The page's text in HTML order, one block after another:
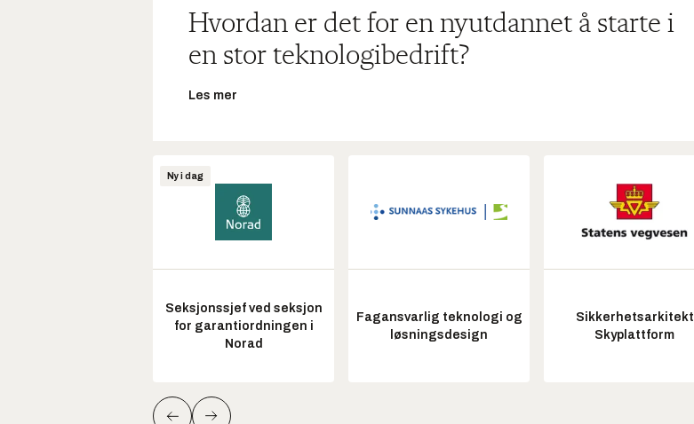
Hvordan er det for en nyutdannet å starte i
en stor teknologibedrift?
Les mer
Ny i dag
Seksjonssjef ved seksjon
for garantiordningen i
Norad
Fagansvarlig teknologi og
løsningsdesign
Sikkerhetsarkitekt
Skyplattform